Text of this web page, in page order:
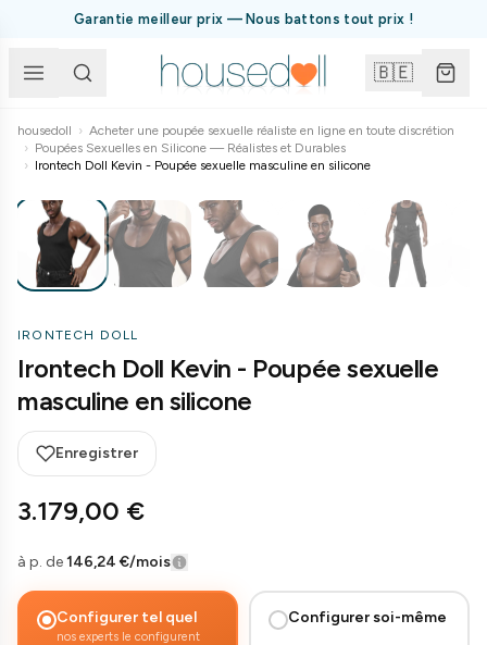
Garantie meilleur prix — Nous battons tout prix !
🇧🇪
housedoll › Acheter une poupée sexuelle réaliste en ligne en toute discrétion
› Poupées Sexuelles en Silicone — Réalistes et Durables
› Irontech Doll Kevin - Poupée sexuelle masculine en silicone
IRONTECH DOLL
Irontech Doll Kevin - Poupée sexuelle
masculine en silicone
Enregistrer
3.179,00 €
à p. de146,24 €/mois
Configurer tel quel
nos experts le configurent
Configurer soi-même